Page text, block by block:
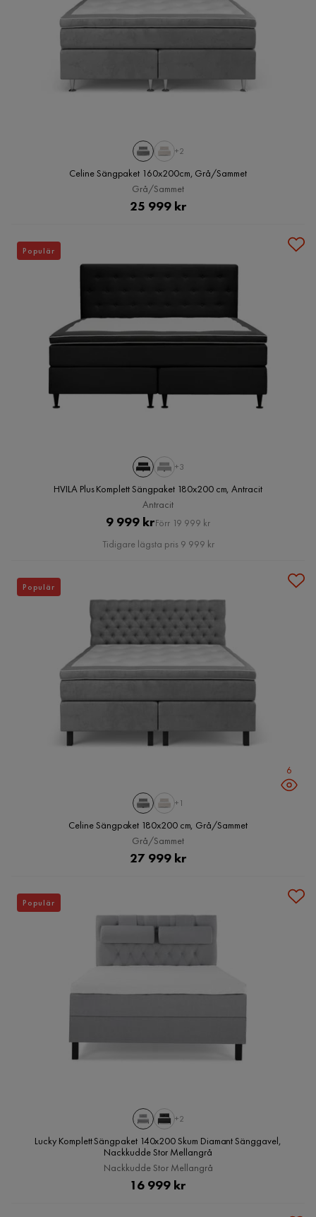
+2
Celine Sängpaket 160x200cm, Grå/Sammet
Grå/Sammet
Pris
25 999 kr
+3
HVILA Plus Komplett Sängpaket 180x200 cm, Antracit
Antracit
Pris
9 999 krOriginal
Pris
Förr 19 999 kr
Tidigare lägsta pris 9 999 kr
Populär
6
+1
Celine Sängpaket 180x200 cm, Grå/Sammet
Grå/Sammet
Pris
27 999 kr
Populär
+2
Lucky Komplett Sängpaket 140x200 Skum Diamant Sänggavel,
Nackkudde Stor Mellangrå
Nackkudde Stor Mellangrå
Pris
16 999 kr
Populär